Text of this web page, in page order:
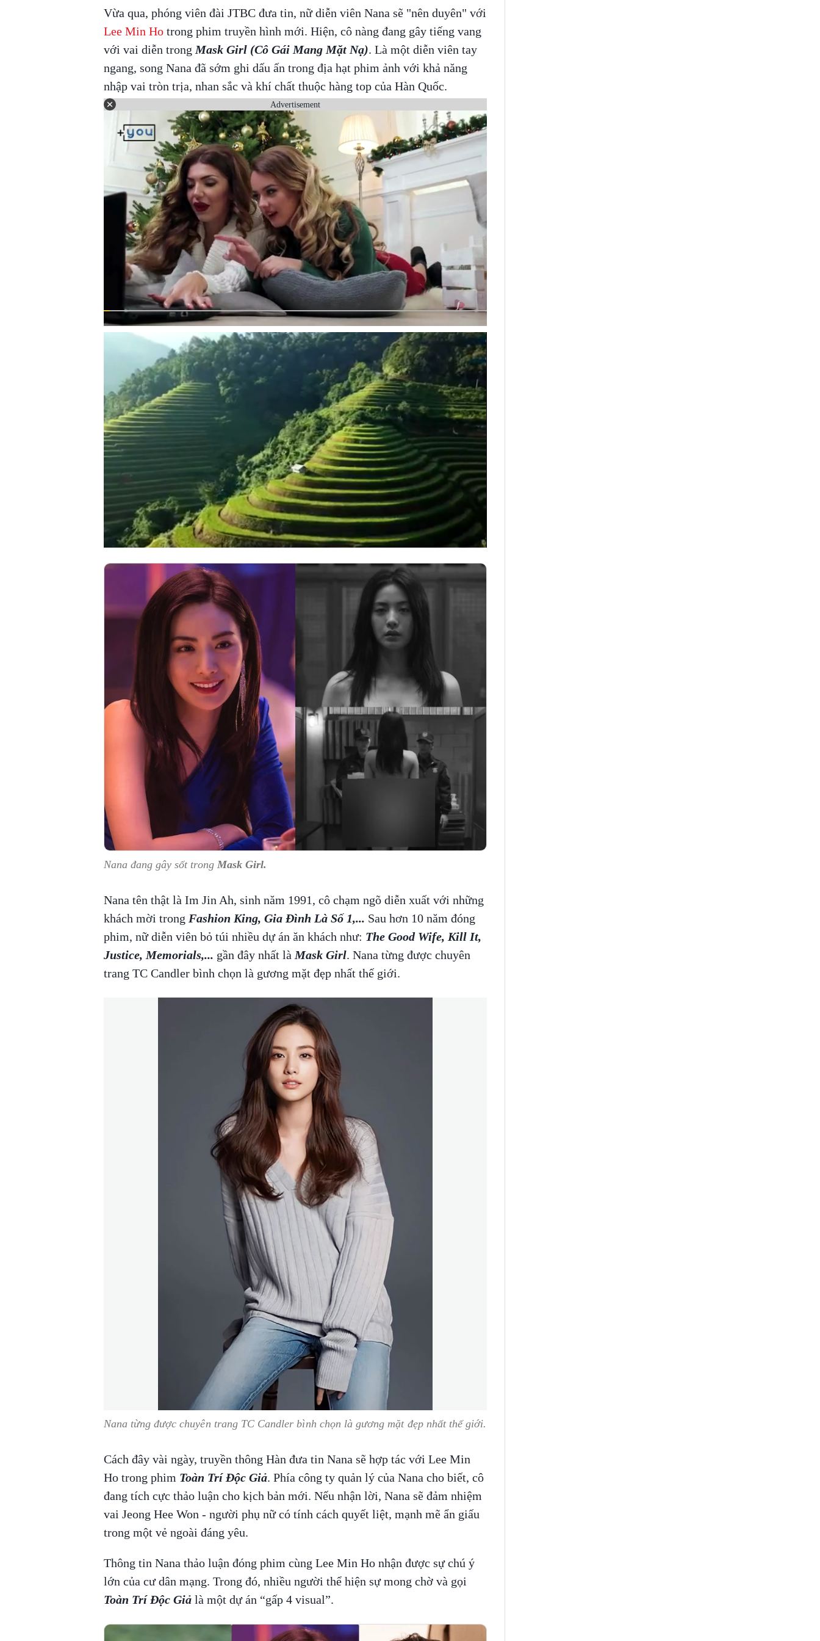
Vừa qua, phóng viên đài JTBC đưa tin, nữ diễn viên Nana sẽ "nên duyên" với
Lee Min Hotrong phim truyền hình mới. Hiện, cô nàng đang gây tiếng vang
với vai diễn trong Mask Girl (Cô Gái Mang Mặt Nạ). Là một diễn viên tay
ngang, song Nana đã sớm ghi dấu ấn trong địa hạt phim ảnh với khả năng
nhập vai tròn trịa, nhan sắc và khí chất thuộc hàng top của Hàn Quốc.
Advertisement
Nana đang gây sốt trong Mask Girl.
Nana tên thật là Im Jin Ah, sinh năm 1991, cô chạm ngõ diễn xuất với những
khách mời trong Fashion King, Gia Đình Là Số 1,... Sau hơn 10 năm đóng
phim, nữ diễn viên bỏ túi nhiều dự án ăn khách như: The Good Wife, Kill It,
Justice, Memorials,... gần đây nhất là Mask Girl. Nana từng được chuyên
trang TC Candler bình chọn là gương mặt đẹp nhất thế giới.
Nana từng được chuyên trang TC Candler bình chọn là gương mặt đẹp nhất thế giới.
Cách đây vài ngày, truyền thông Hàn đưa tin Nana sẽ hợp tác với Lee Min
Ho trong phim Toàn Trí Độc Giả. Phía công ty quản lý của Nana cho biết, cô
đang tích cực thảo luận cho kịch bản mới. Nếu nhận lời, Nana sẽ đảm nhiệm
vai Jeong Hee Won - người phụ nữ có tính cách quyết liệt, mạnh mẽ ẩn giấu
trong một vẻ ngoài đáng yêu.
Thông tin Nana thảo luận đóng phim cùng Lee Min Ho nhận được sự chú ý
lớn của cư dân mạng. Trong đó, nhiều người thể hiện sự mong chờ và gọi
Toàn Trí Độc Giả là một dự án “gấp 4 visual”.